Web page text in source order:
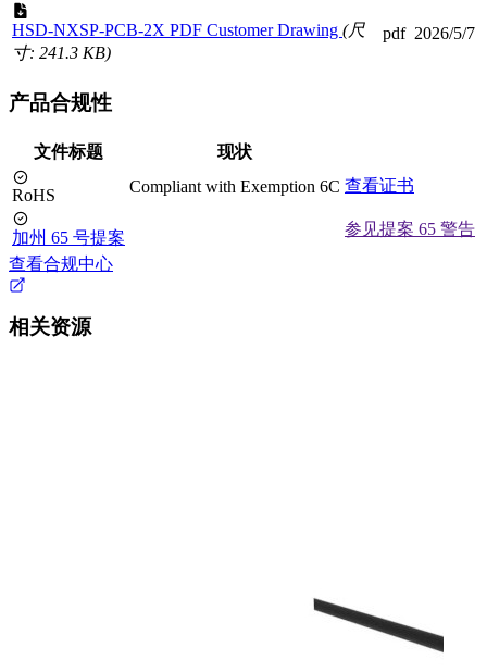
HSD-NXSP-PCB-2X PDF Customer Drawing (尺
寸: 241.3 KB)
pdf 2026/5/7
产品合规性
文件标题 现状
RoHS Compliant with Exemption 6C 查看证书
加州 65 号提案
参见提案 65 警告
查看合规中心
相关资源